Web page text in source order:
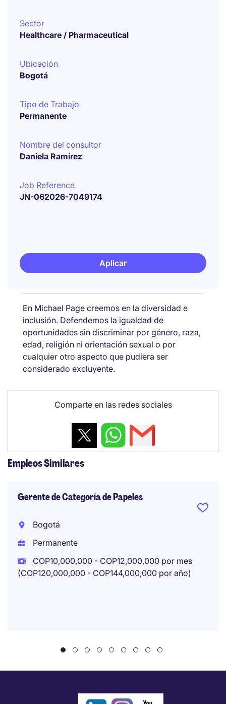
Sector
Healthcare / Pharmaceutical
Ubicación
Bogotá
Tipo de Trabajo
Permanente
Nombre del consultor
Daniela Ramirez
Job Reference
JN-062026-7049174
Aplicar
En Michael Page creemos en la diversidad e
inclusión. Defendemos la igualdad de
oportunidades sin discriminar por género, raza,
edad, religión ni orientación sexual o por
cualquier otro aspecto que pudiera ser
considerado excluyente.
Comparte en las redes sociales
Empleos Similares
Gerente de Categoría de Papeles
Bogotá
Permanente
COP10,000,000 - COP12,000,000 por mes
(COP120,000,000 - COP144,000,000 por año)